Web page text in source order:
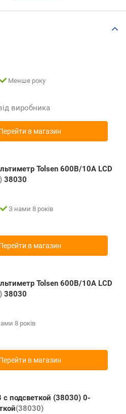
Менше року
виробника
в магазин
Tolsen 600В/10А LCD
38030
З нами 8 років
в магазин
Tolsen 600В/10А LCD
38030
8 років
в магазин
с подсветкой (38030) 0-
(38030)